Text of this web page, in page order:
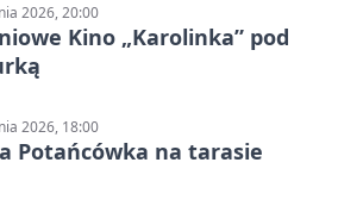
2026, 20:00
Kino „Karolinka” pod
2026, 18:00
Potańcówka na tarasie